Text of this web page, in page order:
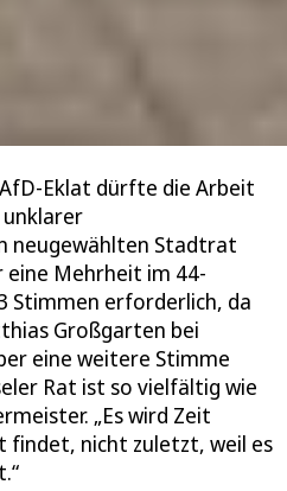
Eklat dürfte die Arbeit
neugewählten Stadtrat
eine Mehrheit im 44-
Stimmen erforderlich, da
Großgarten bei
eine weitere Stimme
Rat ist so vielfältig wie
„Es wird Zeit
findet, nicht zuletzt, weil es